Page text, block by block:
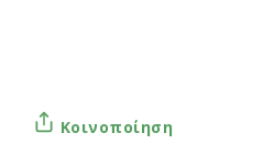
Κοινοποίηση